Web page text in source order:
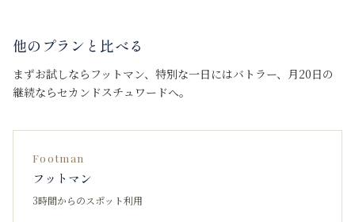
他のプランと比べる
まずお試しならフットマン、特別な一日にはバトラー、月20日の
継続ならセカンドスチュワードへ。
Footman
フットマン
3時間からのスポット利用